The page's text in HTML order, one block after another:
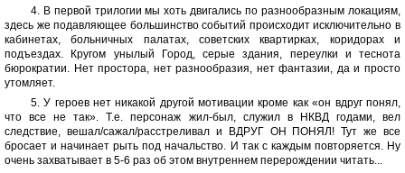
4. В первой трилогии мы хоть двигались по разнообразным локациям,
здесь же подавляющее большинство событий происходит исключительно в
кабинетах, больничных палатах, советских квартирках, коридорах и
подъездах. Кругом унылый Город, серые здания, переулки и теснота
бюрократии. Нет простора, нет разнообразия, нет фантазии, да и просто
утомляет.
5. У героев нет никакой другой мотивации кроме как «он вдруг понял,
что все не так». Т.е. персонаж жил-был, служил в НКВД годами, вел
следствие, вешал/сажал/расстреливал и ВДРУГ ОН ПОНЯЛ! Тут же все
бросает и начинает рыть под начальство. И так с каждым повторяется. Ну
очень захватывает в 5-6 раз об этом внутреннем перерождении читать...